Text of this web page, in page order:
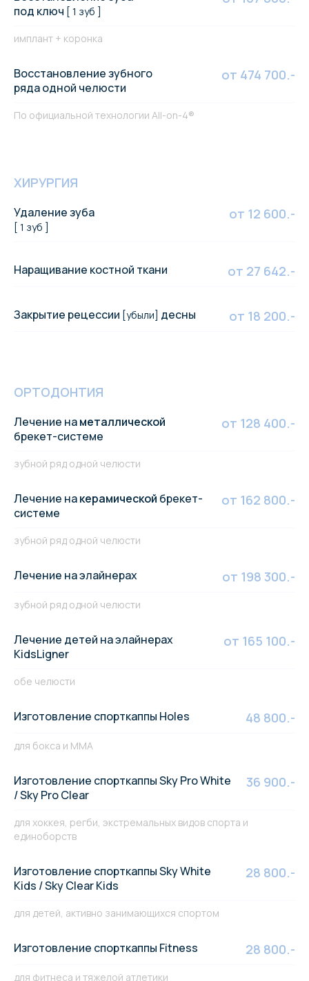
под ключ [ 1 зуб ]
имплант + коронка
Восстановление зубного
ряда одной челюсти
от 474 700.-
По официальной технологии All-on-4®
ХИРУРГИЯ
Удаление зуба
[ 1 зуб ]
от 12 600.-
Наращивание костной ткани от 27 642.-
Закрытие рецессии [убыли] десны от 18 200.-
ОРТОДОНТИЯ
Лечение наметаллической
брекет-системе
от 128 400.-
зубной ряд одной челюсти
Лечение накерамической брекет-
системе
от 162 800.-
зубной ряд одной челюсти
Лечение на элайнерах от 198 300.-
зубной ряд одной челюсти
Лечение детей на элайнерах
KidsLigner
от 165 100.-
обе челюсти
Изготовление спорткаппы Holes 48 800.-
для бокса и ММА
Изготовление спорткаппы Sky Pro White
/ Sky Pro Clear
36 900.-
для хоккея, регби, экстремальных видов спорта и
единоборств
Изготовление cпорткаппы Sky White
Kids / Sky Clear Kids
28 800.-
для детей, активно занимающихся спортом
Изготовление cпорткаппы Fitness 28 800.-
для фитнеса и тяжелой атлетики